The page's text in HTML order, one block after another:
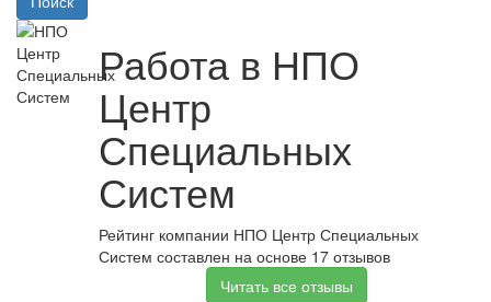
Работа в НПО
Центр
Специальных
Систем
Рейтинг компании НПО Центр Специальных
Систем составлен на основе 17 отзывов
Читать все отзывы